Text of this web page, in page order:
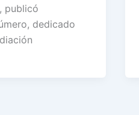
publicó
dedicado